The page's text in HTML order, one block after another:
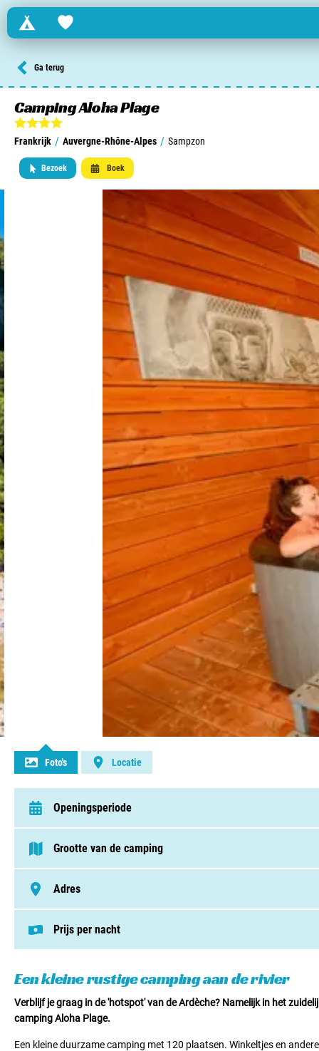
Campings Favorites
Zoek een camping in ...
Nederland
Begië
Luxemburg
informatie over …
Over Campingzoeker
Veel gestelde vragen
Meld mijn camping aan
Samenwerken / adverteren
Ga terug
Camping Aloha Plage
Frankrijk / Auvergne-Rhône-Alpes / Sampzon
Bezoek Boek
Foto's Locatie
Een kleine rustige camping aan de rivier
Verblijf je graag in de 'hotspot' van de Ardèche? Namelijk in het
camping Aloha Plage.
Een kleine duurzame camping met 120 plaatsen. Winkeltjes en
Openingsperiode
van 1 mei t/m 22 september
Grootte van de camping
75 - 250 plaatsen
Adres
Chemin Des Pibous 208, 07120, Sampzon
Prijs per nacht
Staanplaatsen v.a. € 33,60